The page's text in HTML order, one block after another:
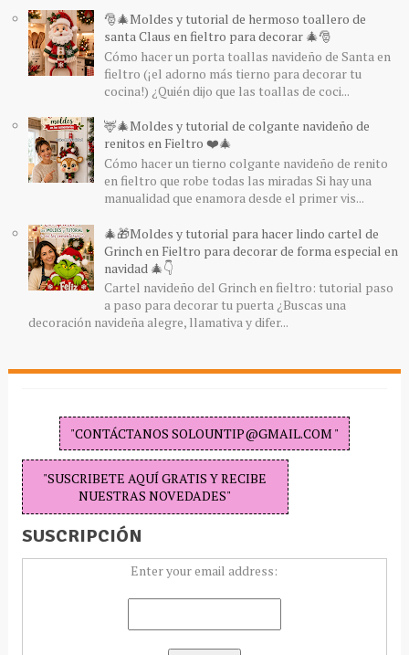
🎅🎄Moldes y tutorial de hermoso toallero de
santa Claus en fieltro para decorar 🎄🎅
Cómo hacer un porta toallas navideño de Santa en
fieltro (¡el adorno más tierno para decorar tu
cocina!) ¿Quién dijo que las toallas de coci...
🦌🎄Moldes y tutorial de colgante navideño de
renitos en Fieltro ❤️🎄
Cómo hacer un tierno colgante navideño de renito
en fieltro que robe todas las miradas Si hay una
manualidad que enamora desde el primer vis...
🎄🎁Moldes y tutorial para hacer lindo cartel de
Grinch en Fieltro para decorar de forma especial en
navidad 🎄👇
Cartel navideño del Grinch en fieltro: tutorial paso
a paso para decorar tu puerta ¿Buscas una
decoración navideña alegre, llamativa y difer...
"CONTÁCTANOS SOLOUNTIP@GMAIL.COM "
"SUSCRIBETE AQUÍ GRATIS Y RECIBE
NUESTRAS NOVEDADES"
SUSCRIPCIÓN
Enter your email address: